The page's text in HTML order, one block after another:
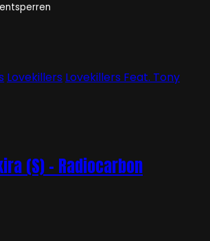
Lovekillers Lovekillers Feat. Tony
(S) – Radiocarbon